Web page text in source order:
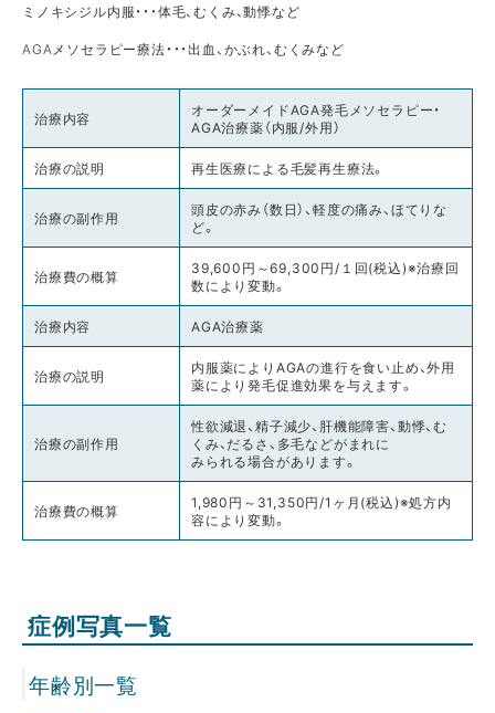
ミノキシジル内服・・・体毛、むくみ、動悸など
AGAメソセラピー療法・・・出血、かぶれ、むくみなど
治療内容
オーダーメイドAGA発毛メソセラピー・
AGA治療薬（内服/外用）
治療の説明 再生医療による毛髪再生療法。
治療の副作用
頭皮の赤み（数日）、軽度の痛み、ほてりな
ど。
治療費の概算
39,600円～69,300円/１回(税込)※治療回
数により変動。
治療内容 AGA治療薬
治療の説明
内服薬によりAGAの進行を食い止め、外用
薬により発毛促進効果を与えます。
治療の副作用
性欲減退、精子減少、肝機能障害、動悸、む
くみ、だるさ、多毛などがまれに
みられる場合があります。
治療費の概算
1,980円～31,350円/1ヶ月(税込)※処方内
容により変動。
症例写真一覧
年齢別一覧